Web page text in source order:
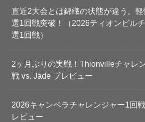
直近2大会とは錦織の状態が違う。
選1回戦突破！（2026ティオンビル
選1回戦）
2ヶ月ぶりの実戦！Thionvilleチャレ
戦 vs. Jade プレビュー
2026キャンベラチャレンジャー1回
レビュー